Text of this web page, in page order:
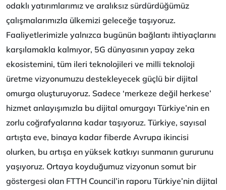
odaklı yatırımlarımız ve aralıksız sürdürdüğümüz
çalışmalarımızla ülkemizi geleceğe taşıyoruz.
Faaliyetlerimizle yalnızca bugünün bağlantı ihtiyaçlarını
karşılamakla kalmıyor, 5G dünyasının yapay zeka
ekosistemini, tüm ileri teknolojileri ve milli teknoloji
üretme vizyonumuzu destekleyecek güçlü bir dijital
omurga oluşturuyoruz. Sadece ‘merkeze değil herkese’
hizmet anlayışımızla bu dijital omurgayı Türkiye’nin en
zorlu coğrafyalarına kadar taşıyoruz. Türkiye, sayısal
artışta eve, binaya kadar fiberde Avrupa ikincisi
olurken, bu artışa en yüksek katkıyı sunmanın gururunu
yaşıyoruz. Ortaya koyduğumuz vizyonun somut bir
göstergesi olan FTTH Council’in raporu Türkiye’nin dijital